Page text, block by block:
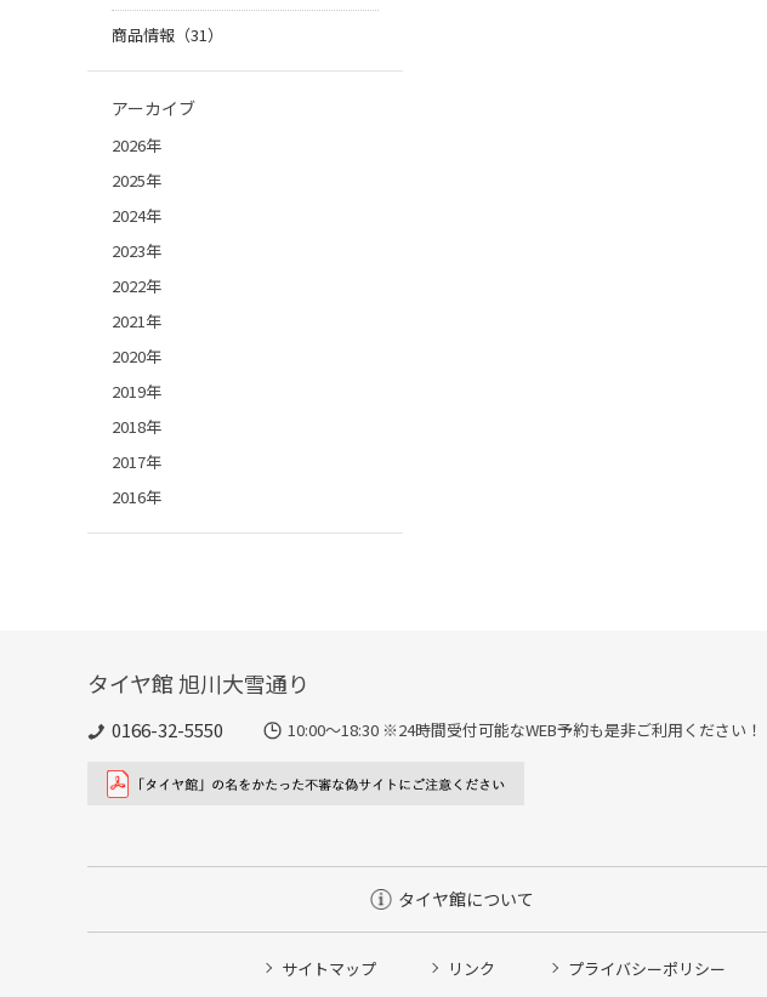
商品情報（31）
アーカイブ
2026年
2025年
2024年
2023年
2022年
2021年
2020年
2019年
2018年
2017年
2016年
タイヤ館 旭川大雪通り
0166-32-5550 10:00～18:30 ※24時間受付可能なWEB予約も是非ご利用ください！
タイヤ館について
サイトマップ リンク プライバシーポリシー
タイヤ点検・安全点検/タイヤ履き替え/オイル交換/その他ピット作業の予約